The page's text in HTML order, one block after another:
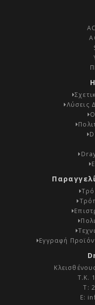
Λύσεις
Εγγραφή
Τ.Κ.
Τ:
E: